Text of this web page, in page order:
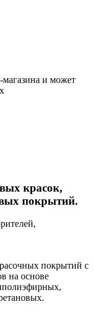
магазина и может
красок,
покрытий.
покрытий с
на основе